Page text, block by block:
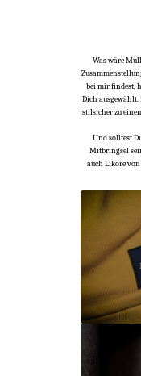
Was wäre
bei mir findest,
Dich ausgewählt.
stilsicher zu
Und solltest
Mitbringsel
auch Liköre